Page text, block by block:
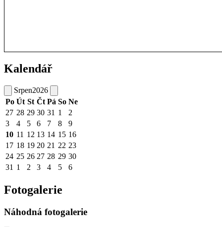
Kalendář
Srpen2026
Po Út St Čt Pá So Ne
27 28 29 30 31 1
2
3
4 5 6 7 8
9
10 11 12 13 14 15 16
17 18 19 20 21 22 23
24 25 26 27 28 29 30
31 1 2 3 4 5 6
Fotogalerie
Náhodná fotogalerie